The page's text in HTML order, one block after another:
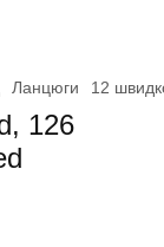
Ланцюги 12
126